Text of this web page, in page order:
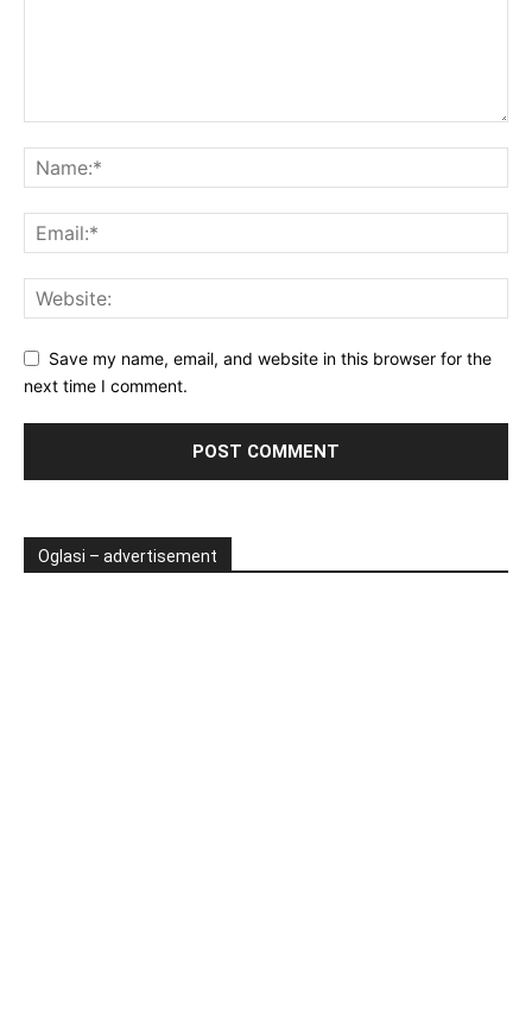
Save my name, email, and website in this browser for the
next time I comment.
Oglasi – advertisement